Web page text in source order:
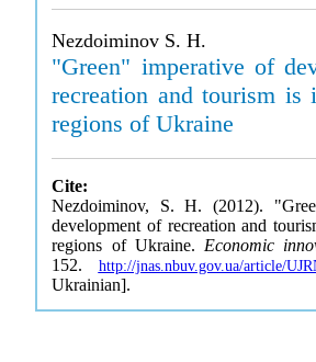
Nezdoiminov S. H.
"Green" imperative of
recreation and tourism is
regions of Ukraine
Cite:
Nezdoiminov, S. H. (2012).
development of recreation and
regions of Ukraine. Economic
152. http://jnas.nbuv.gov.ua/article/
Ukrainian].